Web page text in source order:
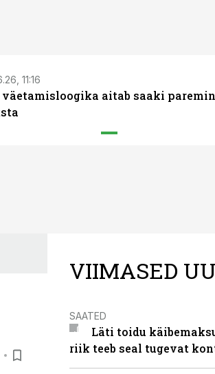
11:16
väetamisloogika aitab saaki
VIIMASED
SAATED
Läti toidu
riik teeb seal tugevat